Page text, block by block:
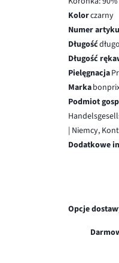
Kolorczarny
Numer
Długość
Długość
Pielęgnacja
Marka
Podmiot
| Niemcy,
Dodatkowe
Opcje